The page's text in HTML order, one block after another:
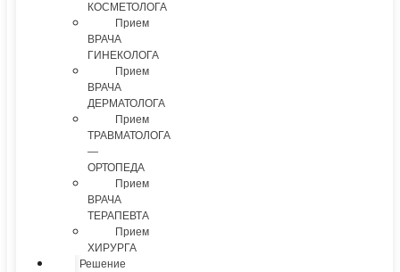
КОСМЕТОЛОГА
Прием
ВРАЧА
ГИНЕКОЛОГА
Прием
ВРАЧА
ДЕРМАТОЛОГА
Прием
ТРАВМАТОЛОГА
—
ОРТОПЕДА
Прием
ВРАЧА
ТЕРАПЕВТА
Прием
ХИРУРГА
Решение